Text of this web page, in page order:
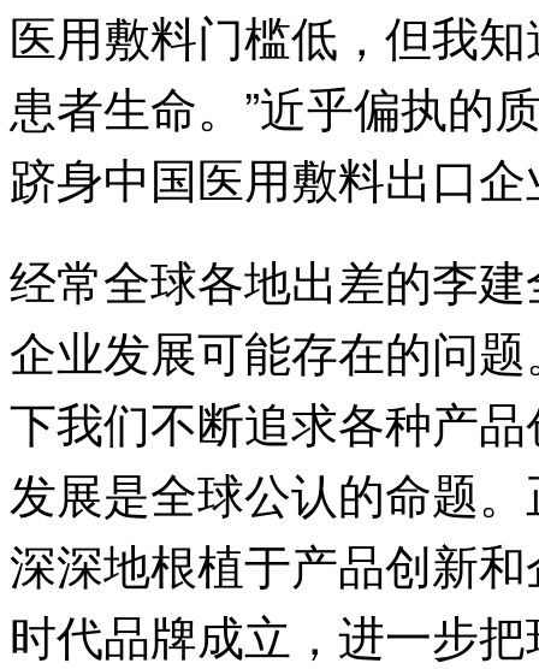
医用敷料门槛低，但我
患者生命。”近乎偏执的
跻身中国医用敷料出口
经常全球各地出差的李
企业发展可能存在的问
下我们不断追求各种产
发展是全球公认的命题
深深地根植于产品创新
时代品牌成立，进一步